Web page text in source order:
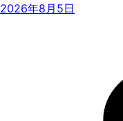
2026年8月5日